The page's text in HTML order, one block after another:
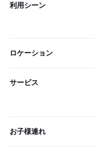
利用シーン
ロケーション
サービス
お子様連れ